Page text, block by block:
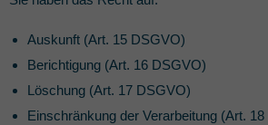
Auskunft (Art. 15 DSGVO)
Berichtigung (Art. 16 DSGVO)
Löschung (Art. 17 DSGVO)
Einschränkung der Verarbeitung (Art.